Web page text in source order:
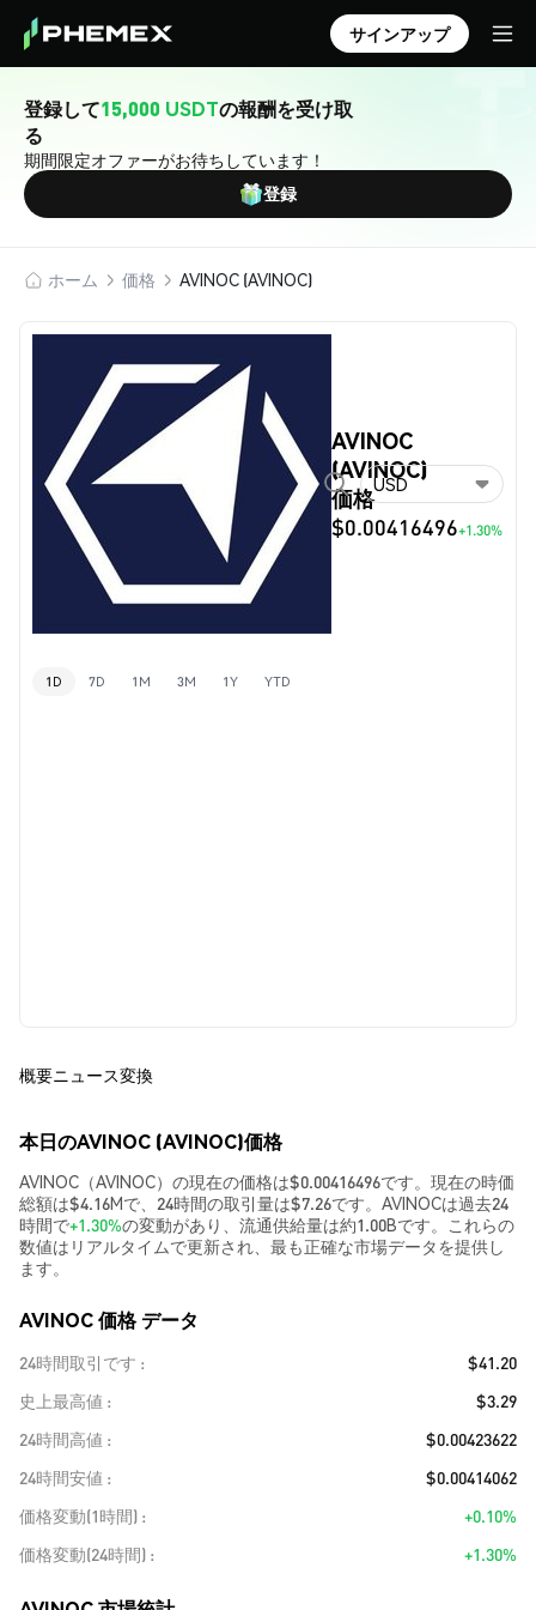
サインアップ
登録して15,000 USDTの報酬を受け取
る
期間限定オファーがお待ちしています！
登録
ホーム 価格 AVINOC (AVINOC)
AVINOC
(AVINOC)
価格
$0.00416496+1.30%
USD
1D 7D 1M 3M 1Y YTD
概要ニュース変換
本日のAVINOC (AVINOC)価格
AVINOC（AVINOC）の現在の価格は$0.00416496です。現在の時価
総額は$4.16Mで、24時間の取引量は$7.26です。AVINOCは過去24
時間で+1.30%の変動があり、流通供給量は約1.00Bです。これらの
数値はリアルタイムで更新され、最も正確な市場データを提供し
ます。
AVINOC 価格 データ
24時間取引です
$41.20
史上最高値
$3.29
24時間高値
$0.00423622
24時間安値
$0.00414062
価格変動(1時間)
+0.10%
価格変動(24時間)
+1.30%